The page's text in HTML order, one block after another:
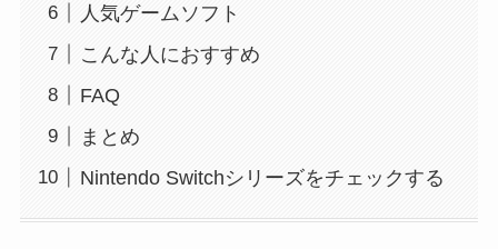
人気ゲームソフト
こんな人におすすめ
FAQ
まとめ
Nintendo Switchシリーズをチェックする